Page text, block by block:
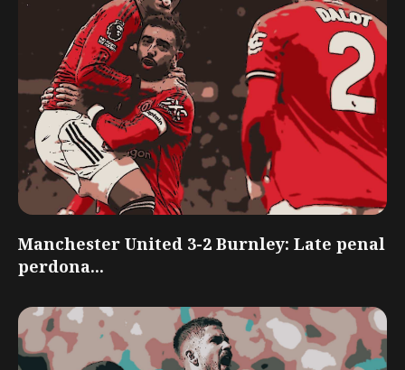
Manchester United 3-2 Burnley: Late penal
perdona...